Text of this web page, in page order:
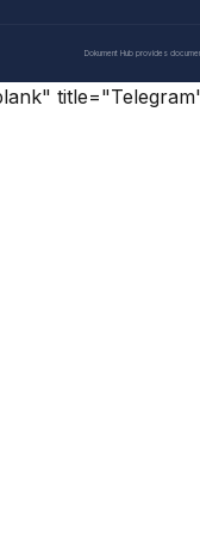
Dokument Hub provides